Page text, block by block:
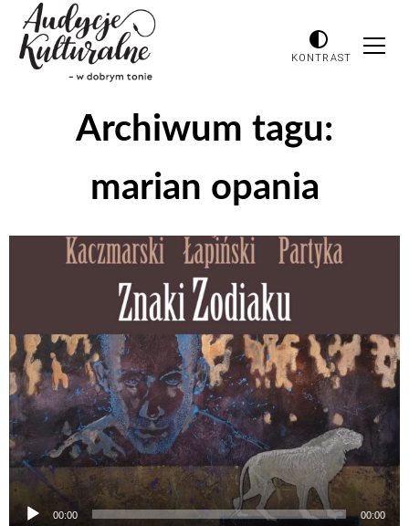
KONTRAST
Archiwum tagu:
marian opania
Odtwarzacz
00:00 00:00